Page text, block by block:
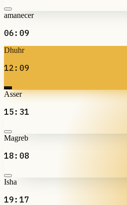
amanecer
06:09
Dhuhr
12:09
Asser
15:31
Magreb
18:08
Isha
19:17